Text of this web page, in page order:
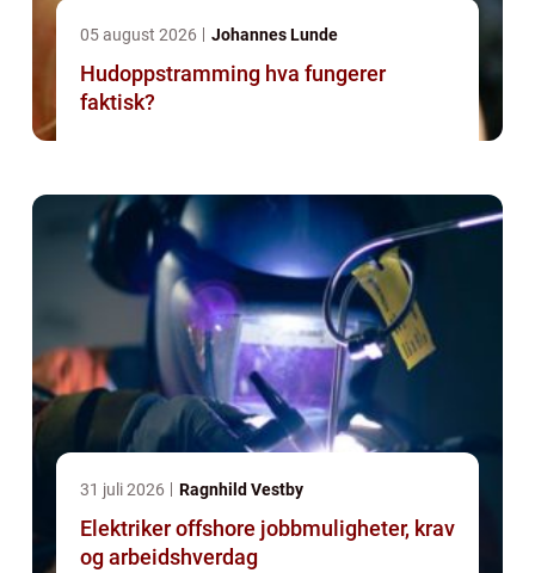
05 august 2026 Johannes Lunde
Hudoppstramming hva fungerer
faktisk?
31 juli 2026 Ragnhild Vestby
Elektriker offshore jobbmuligheter, krav
og arbeidshverdag